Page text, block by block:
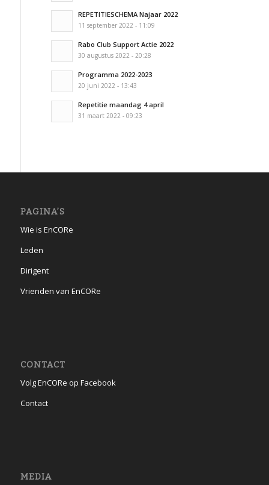
REPETITIESCHEMA Najaar 2022
11 september 2022 - 11:09
Rabo Club Support Actie 2022
30 augustus 2022 - 20:28
Programma 2022-2023
20 juni 2022 - 13:43
Repetitie maandag 4 april
31 maart 2022 - 09:23
PAGINA’S
Wie is EnCORe
Leden
Dirigent
Vrienden van EnCORe
CONTACT
Volg EnCORe op Facebook
Contact
MEDIA